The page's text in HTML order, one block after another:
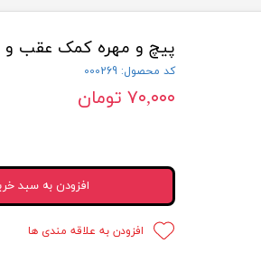
پیچ و مهره کمک عقب و
کد محصول: 000269
۷۰,۰۰۰ تومان
افزودن به سبد
افزودن به علاقه مندی ها